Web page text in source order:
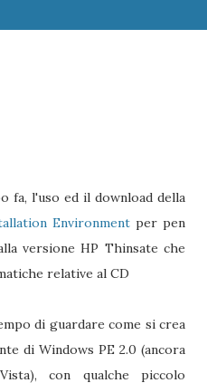
fa, l'uso ed il download della
Environment per pen
versione HP Thinsate che
relative al CD
di guardare come si crea
di Windows PE 2.0 (ancora
con qualche piccolo